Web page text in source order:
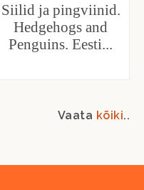
Siilid ja pingviinid.
Hedgehogs and
Penguins. Eesti...
Vaata kõiki..